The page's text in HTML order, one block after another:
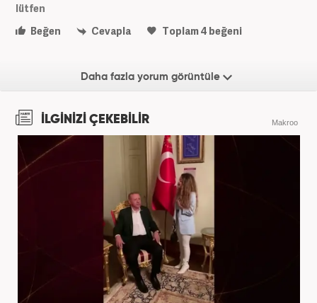
lütfen
Beğen
Cevapla Toplam4 beğeni
Daha fazla yorum görüntüle
İLGİNİZİ ÇEKEBİLİR Makroo